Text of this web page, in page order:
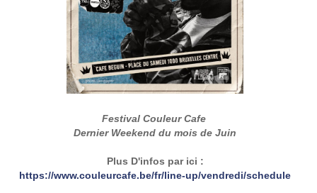
Festival Couleur Cafe
Dernier Weekend du mois de Juin
Plus D'infos par ici :
https://www.couleurcafe.be/fr/line-up/vendredi/schedule